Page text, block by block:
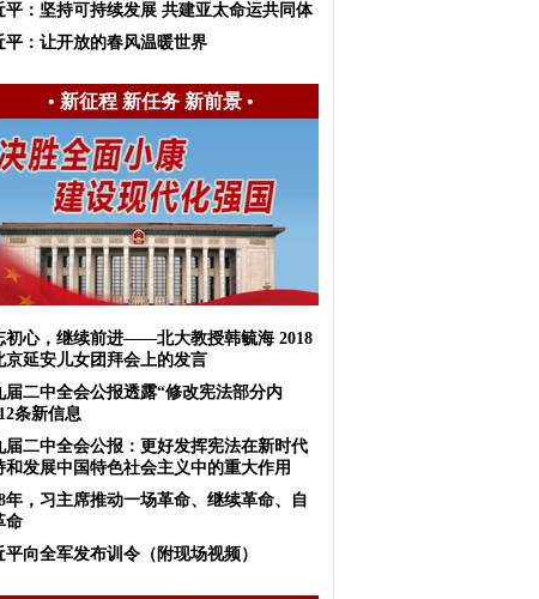
平：坚持可持续发展 共建亚太命运共同体
平：让开放的春风温暖世界
• 新征程 新任务 新前景•
初心，继续前进——北大教授韩毓海 2018
京延安儿女团拜会上的发言
届二中全会公报透露“修改宪法部分内
条新信息
届二中全会公报：更好发挥宪法在新时代
和发展中国特色社会主义中的重大作用
年，习主席推动一场革命、继续革命、自
命
平向全军发布训令（附现场视频）